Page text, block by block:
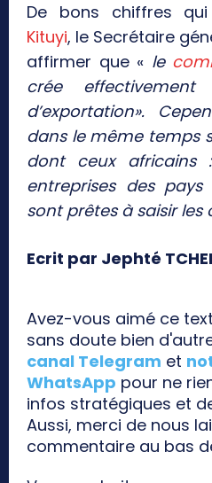
De bons chiffres
Kituyi, le Secrétaire
affirmer que « le
crée
d’exportation».
dans le même temps
dont ceux africains
entreprises des
sont prêtes à saisir les
Ecrit par Jephté
Avez-vous aimé ce
sans doute bien
canal Telegram et
WhatsApp pour ne
infos stratégiques et
Aussi, merci de nous
commentaire au bas